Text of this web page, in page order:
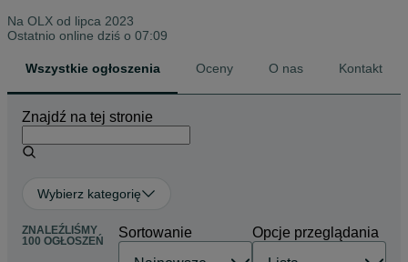
Na OLX od lipca 2023
Ostatnio online dziś o 07:09
Wszystkie ogłoszenia Oceny O nas Kontakt
Znajdź na tej stronie
Wybierz kategorię
ZNALEŹLIŚMY
100 OGŁOSZEŃ
Sortowanie Opcje przeglądania